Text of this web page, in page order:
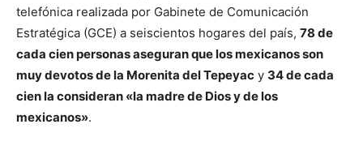
telefónica realizada por Gabinete de Comunicación
Estratégica (GCE) a seiscientos hogares del país, 78 de
cada cien personas aseguran que los mexicanos son
muy devotos de la Morenita del Tepeyac y 34 de cada
cien la consideran «la madre de Dios y de los
mexicanos».